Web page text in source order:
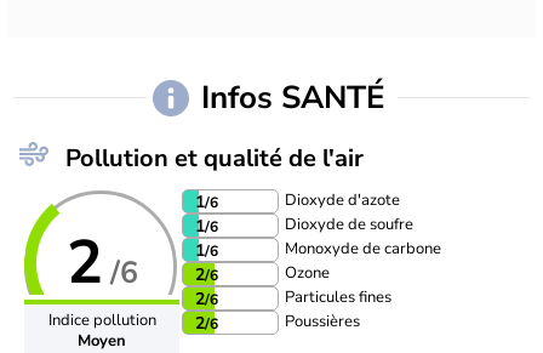
Infos SANTÉ
Pollution et qualité de l'air
2 /6
Indice pollution
Moyen
1/6 Dioxyde d'azote
1/6 Dioxyde de soufre
1/6 Monoxyde de carbone
2/6 Ozone
2/6 Particules fines
2/6 Poussières